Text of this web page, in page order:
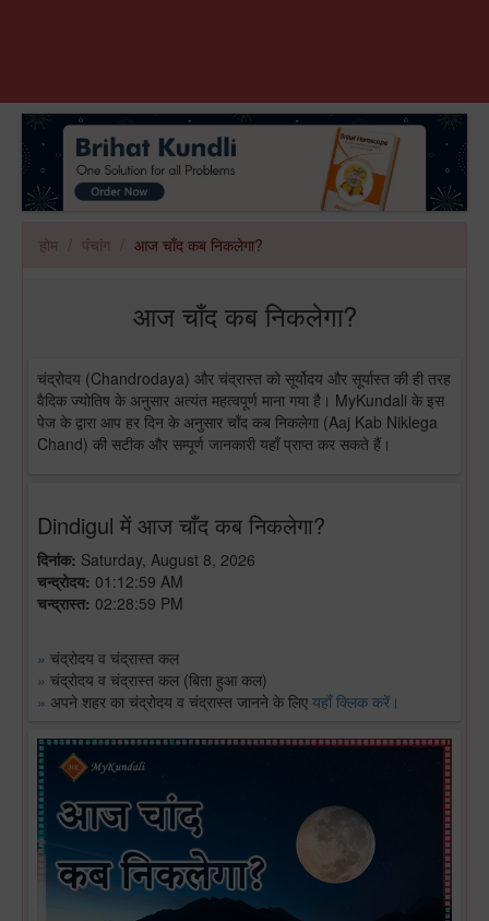
होम पंचांग आज चाँद कब निकलेगा?
आज चाँद कब निकलेगा?
चंद्रोदय (Chandrodaya) और चंद्रास्त को सूर्योदय और सूर्यास्त की ही तरह
वैदिक ज्योतिष के अनुसार अत्यंत महत्वपूर्ण माना गया है। MyKundali के इस
पेज के द्वारा आप हर दिन के अनुसार चाँद कब निकलेगा (Aaj Kab Niklega
Chand) की सटीक और सम्पूर्ण जानकारी यहाँ प्राप्त कर सकते हैं।
Dindigul में आज चाँद कब निकलेगा?
दिनांक: Saturday, August 8, 2026
चन्द्रोदय: 01:12:59 AM
चन्द्रास्त: 02:28:59 PM
» चंद्रोदय व चंद्रास्त कल
» चंद्रोदय व चंद्रास्त कल (बिता हुआ कल)
» अपने शहर का चंद्रोदय व चंद्रास्त जानने के लिए यहाँ क्लिक करें।